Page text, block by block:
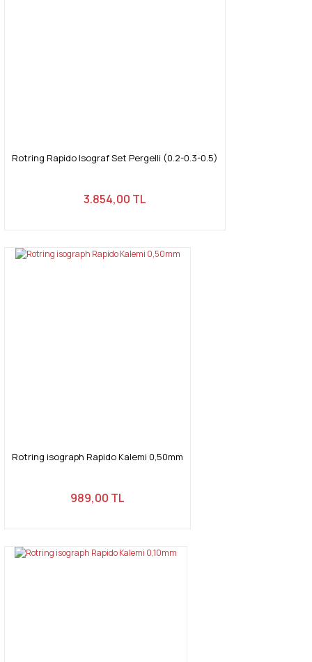
Rotring Rapido Isograf Set Pergelli (0.2-0.3-0.5)
3.854,00 TL
Rotring isograph Rapido Kalemi 0,50mm
989,00 TL